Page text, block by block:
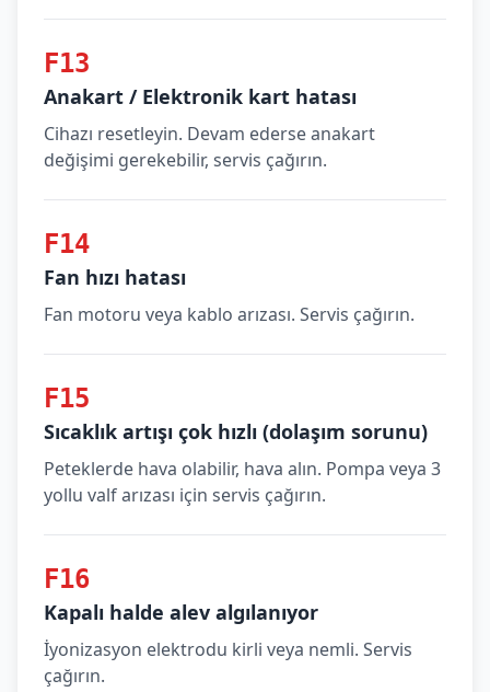
F13
Anakart / Elektronik kart hatası
Cihazı resetleyin. Devam ederse anakart
değişimi gerekebilir, servis çağırın.
F14
Fan hızı hatası
Fan motoru veya kablo arızası. Servis çağırın.
F15
Sıcaklık artışı çok hızlı (dolaşım sorunu)
Peteklerde hava olabilir, hava alın. Pompa veya 3
yollu valf arızası için servis çağırın.
F16
Kapalı halde alev algılanıyor
İyonizasyon elektrodu kirli veya nemli. Servis
çağırın.